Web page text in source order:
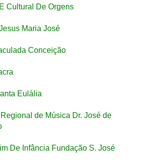
Cultural De Orgens
Maria José
Conceição
Eulália
de Música Dr. José de
De Infância Fundação S. José